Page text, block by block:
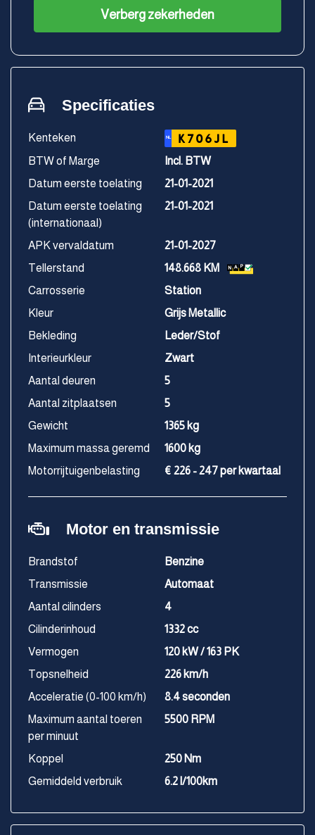
Verberg zekerheden
Specificaties
Kenteken NL K706JL
BTW of Marge
Incl. BTW
Datum eerste toelating
21-01-2021
Datum eerste toelating
(internationaal)
21-01-2021
APK vervaldatum
21-01-2027
Tellerstand
148.668 KM
Carrosserie
Station
Kleur
Grijs Metallic
Bekleding
Leder/Stof
Interieurkleur
Zwart
Aantal deuren
5
Aantal zitplaatsen
5
Gewicht
1365 kg
Maximum massa geremd
1600 kg
Motorrijtuigenbelasting
€ 226 - 247 per kwartaal
Motor en transmissie
Brandstof
Benzine
Transmissie
Automaat
Aantal cilinders
4
Cilinderinhoud
1332 cc
Vermogen
120 kW / 163 PK
Topsnelheid
226 km/h
Acceleratie (0-100 km/h)
8.4 seconden
Maximum aantal toeren
per minuut
5500 RPM
Koppel
250 Nm
Gemiddeld verbruik
6.2 l/100km